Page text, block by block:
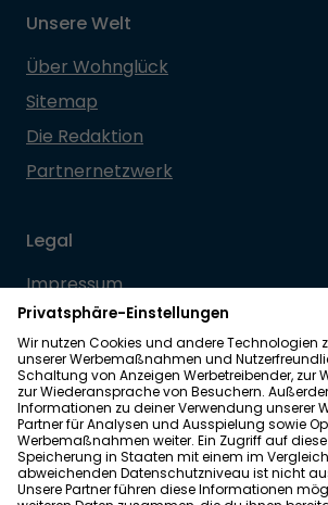
Unsere Welt
Über Wohnglück
Sitemap
Die Redaktion
Partnernetzwerk
Legal
Impressum
Datenschutz
Allgemeine Geschäftsbedingungen
Barrierefreiheit